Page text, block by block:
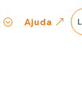
; &
Ajuda